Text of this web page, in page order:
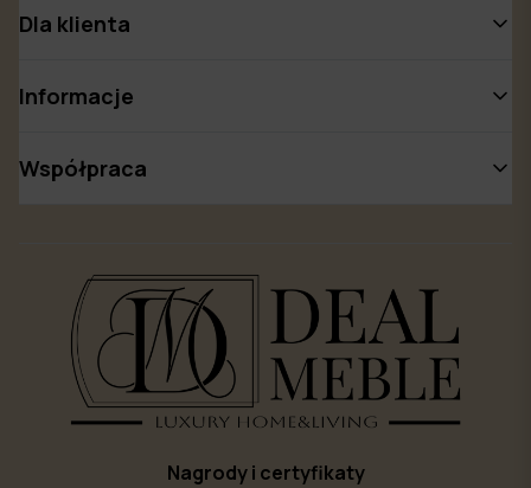
Dla klienta
Informacje
Współpraca
Nagrody i certyfikaty